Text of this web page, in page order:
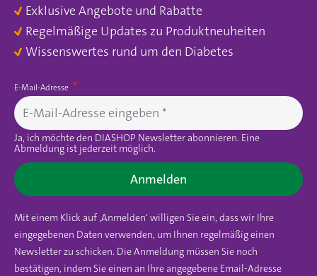
Exklusive Angebote und Rabatte
Regelmäßige Updates zu Produktneuheiten
Wissenswertes rund um den Diabetes
E-Mail-Adresse
Ja, ich möchte den DIASHOP Newsletter abonnieren. Eine
Abmeldung ist jederzeit möglich.
Anmelden
Mit einem Klick auf ‚Anmelden‘ willigen Sie ein, dass wir Ihre
eingegebenen Daten verwenden, um Ihnen regelmäßig einen
Newsletter zu schicken. Die Anmeldung müssen Sie noch
bestätigen, indem Sie einen an Ihre angegebene Email-Adresse